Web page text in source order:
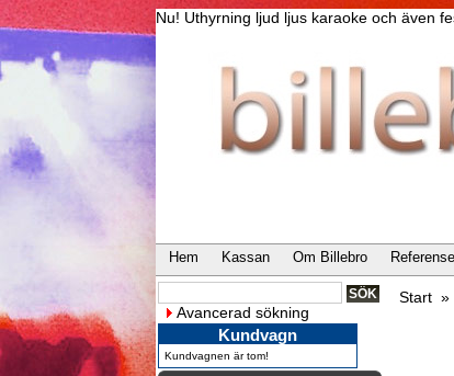
Nu! Uthyrning ljud ljus karaoke och även
Hem Kassan Om Billebro
Avancerad sökning
Kundvagn
Kundvagnen är tom!
Start »